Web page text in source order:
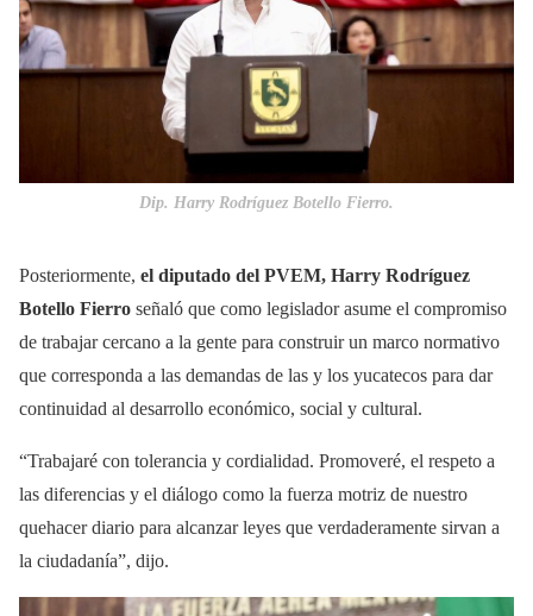
Dip. Harry Rodríguez Botello Fierro.
Posteriormente, el diputado del PVEM, Harry Rodríguez
Botello Fierro señaló que como legislador asume el compromiso
de trabajar cercano a la gente para construir un marco normativo
que corresponda a las demandas de las y los yucatecos para dar
continuidad al desarrollo económico, social y cultural.
“Trabajaré con tolerancia y cordialidad. Promoveré, el respeto a
las diferencias y el diálogo como la fuerza motriz de nuestro
quehacer diario para alcanzar leyes que verdaderamente sirvan a
la ciudadanía”, dijo.